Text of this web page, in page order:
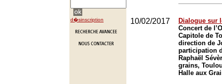
d�sinscription 10/02/2017
Dialogue sur
Concert de
Capitole de
direction de
participation
Raphaël
grains,
Halle aux